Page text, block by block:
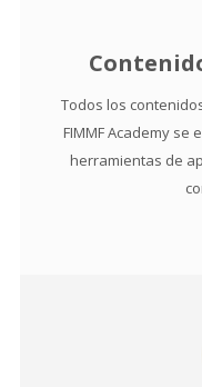
Todos los
FIMMF Academy
herramientas de